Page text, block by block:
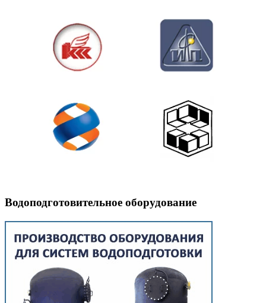
Водоподготовительное оборудование